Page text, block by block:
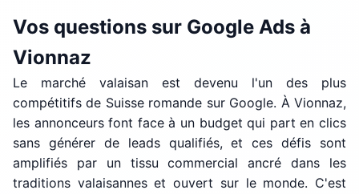
Vos questions sur Google Ads à
Vionnaz
Le marché valaisan est devenu l'un des plus
compétitifs de Suisse romande sur Google. À Vionnaz,
les annonceurs font face à un budget qui part en clics
sans générer de leads qualifiés, et ces défis sont
amplifiés par un tissu commercial ancré dans les
traditions valaisannes et ouvert sur le monde. C'est